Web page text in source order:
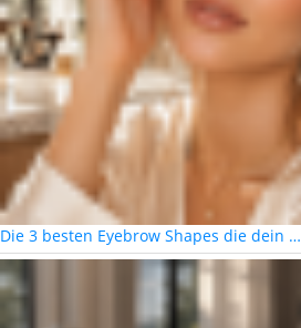
Die 3 besten Eyebrow Shapes die dein …